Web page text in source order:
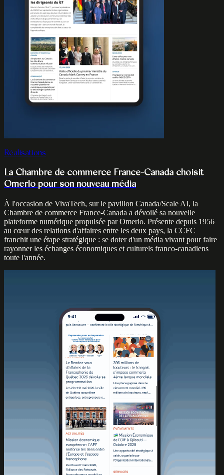
Réalisations
La Chambre de commerce France-Canada choisit
Omerlo pour son nouveau média
À l'occasion de VivaTech, sur le pavillon Canada/Scale AI, la
Chambre de commerce France-Canada a dévoilé sa nouvelle
plateforme numérique propulsée par Omerlo. Présente depuis 1956
au cœur des relations d'affaires entre les deux pays, la CCFC
franchit une étape stratégique : se doter d'un média vivant pour faire
rayonner les échanges économiques et culturels franco-canadiens
toute l'année.